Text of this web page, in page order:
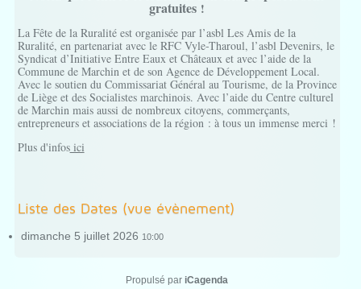
gratuites !
La Fête de la Ruralité est organisée par l’asbl Les Amis de la
Ruralité, en partenariat avec le RFC Vyle-Tharoul, l’asbl Devenirs, le
Syndicat d’Initiative Entre Eaux et Châteaux et avec l’aide de la
Commune de Marchin et de son Agence de Développement Local.
Avec le soutien du Commissariat Général au Tourisme, de la Province
de Liège et des Socialistes marchinois. Avec l’aide du Centre culturel
de Marchin mais aussi de nombreux citoyens, commerçants,
entrepreneurs et associations de la région : à tous un immense merci !
Plus d'infosici
Liste des Dates (vue évènement)
dimanche 5 juillet 2026 10:00
Propulsé par iCagenda